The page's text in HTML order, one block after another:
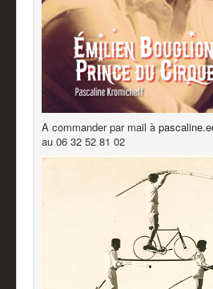
A commander par mail à
au 06 32 52 81 02